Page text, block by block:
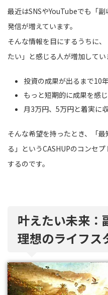
最近はSNSやYouTubeでも「
発信が増えています。
そんな情報を目にするうちに
たい」と感じる人が増加してい
投資の成果が出るまで10
もっと短期的に成果を感
月3万円、5万円と着実に
そんな希望を持ったとき、「
る」というCASHUPのコンセ
するのです。
叶えたい未来：
理想のライフス